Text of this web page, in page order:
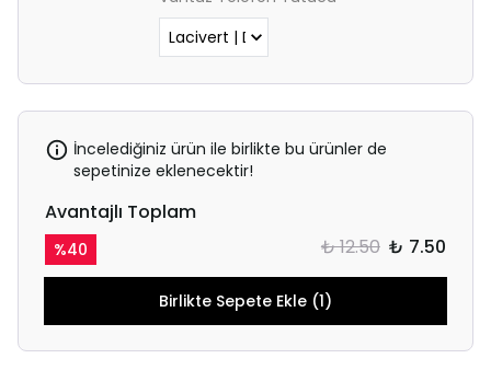
İncelediğiniz ürün ile birlikte bu ürünler de
sepetinize eklenecektir!
Avantajlı Toplam
%40 ₺ 12.50 ₺ 7.50
Birlikte Sepete Ekle (1)